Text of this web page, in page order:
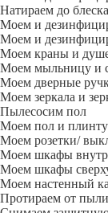
Натираем до
Моем и
Моем и
Моем краны и
Моем мыльницу и
Моем дверные
Моем зеркала и
Пылесосим пол
Моем пол и
Моем розетки/
Моем шкафы
Моем шкафы
Моем настенный
Протираем от